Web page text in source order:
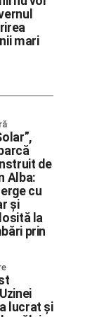
mari
de
Alba:
cu
și
la
prin
lucrat și